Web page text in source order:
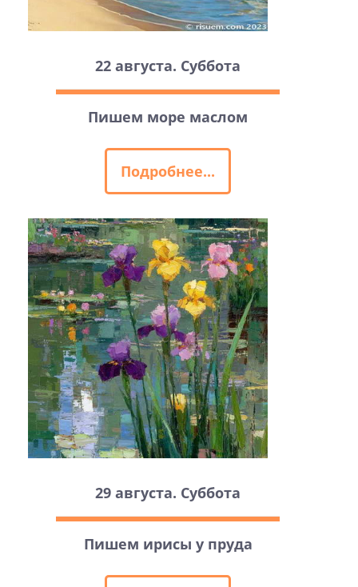
22 августа. Суббота
Пишем море маслом
Подробнее...
29 августа. Суббота
Пишем ирисы у пруда